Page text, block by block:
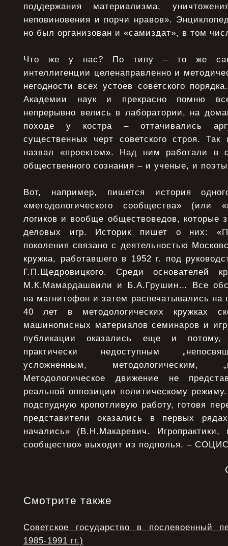
поддержания материализма,
неповиновения и порчи нравов».
но был организован и «самиздат», в том
Что же у нас? По типу – то же
интеллигенции целенаправленно и
негодности всех устоев советского
Академии наук и прекрасно помню
непрерывно велись в лаборатории, на
походе у костра – оттачивались
существенных черт советского строя.
назвал «проектом». Над ним работали в
общественного сознания – и ученые, и
Вот, например, пишется история
«методологического сообщества» (или
логиков и вообще обществоведов, которые
деловых игр. Историк пишет о них:
поколения связано с деятельностью
кружка, работавшего в 1952 г. под
Г.П.Щедровицкого. Среди основателей
М.К.Мамардашвили и Б.А.Грушин… Все
на магнитофон и затем распечатывались
40 лет в методологических кружках
машинописных материалов семинаров и
публикации оказались еще и
практически недоступным
усложненным, методологическим,
Методологическое движение не
реальной оппозиции политическому
подспудную кропотливую работу, готовя
представители оказались в первых
начались» (В.Н.Макаревич. Игропрактики,
сообщество» выходит из подполья. –
Смотрите также
Советское государство в послевоенный
1985-1991 гг.)